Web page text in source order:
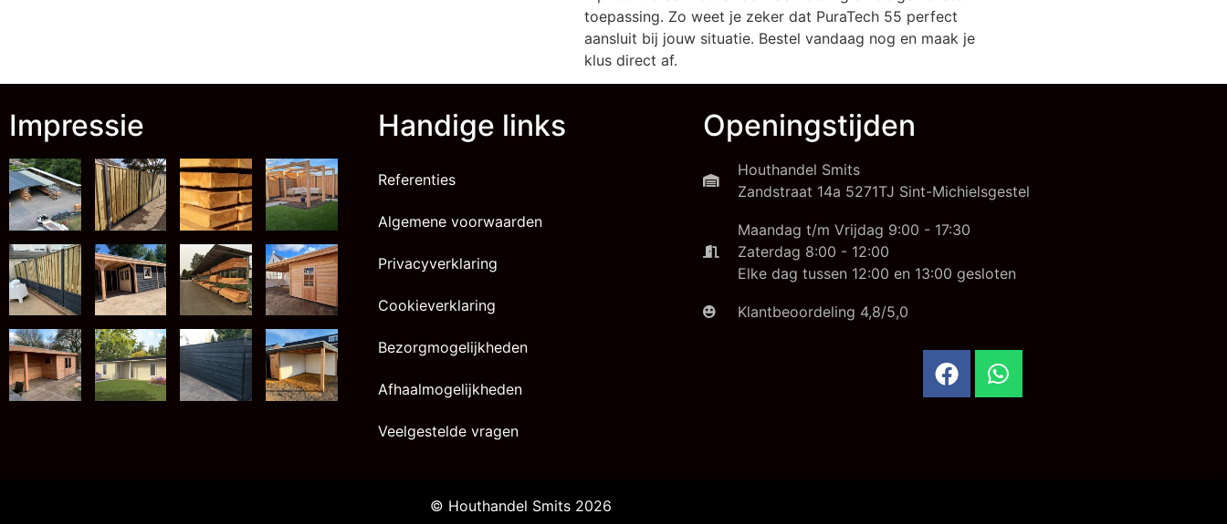
toepassing. Zo weet je zeker dat PuraTech 55 perfect
aansluit bij jouw situatie. Bestel vandaag nog en maak je
klus direct af.
Impressie Handige links
Referenties
Algemene voorwaarden
Privacyverklaring
Cookieverklaring
Bezorgmogelijkheden
Afhaalmogelijkheden
Veelgestelde vragen
Openingstijden
Houthandel Smits
Zandstraat 14a 5271TJ Sint-Michielsgestel
Maandag t/m Vrijdag 9:00 - 17:30
Zaterdag 8:00 - 12:00
Elke dag tussen 12:00 en 13:00 gesloten
Klantbeoordeling 4,8/5,0
© Houthandel Smits 2026